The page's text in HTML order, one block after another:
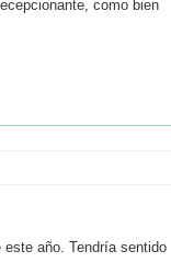
como bien
año. Tendría sentido